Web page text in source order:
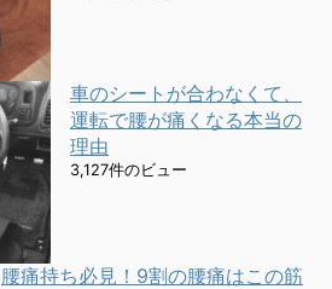
車のシートが合わなくて、
運転で腰が痛くなる本当の
理由
3,127件のビュー
腰痛持ち必見！9割の腰痛はこの筋